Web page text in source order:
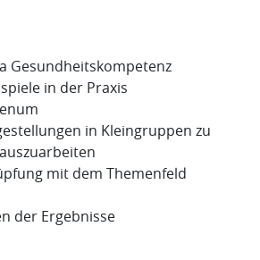
Gesundheitskompetenz
in der Praxis
in Kleingruppen zu
mit dem Themenfeld
der Ergebnisse